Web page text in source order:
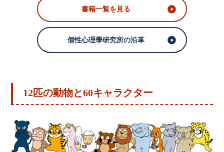
書籍一覧を見る
個性心理學研究所の沿革
12匹の動物と60キャラクター